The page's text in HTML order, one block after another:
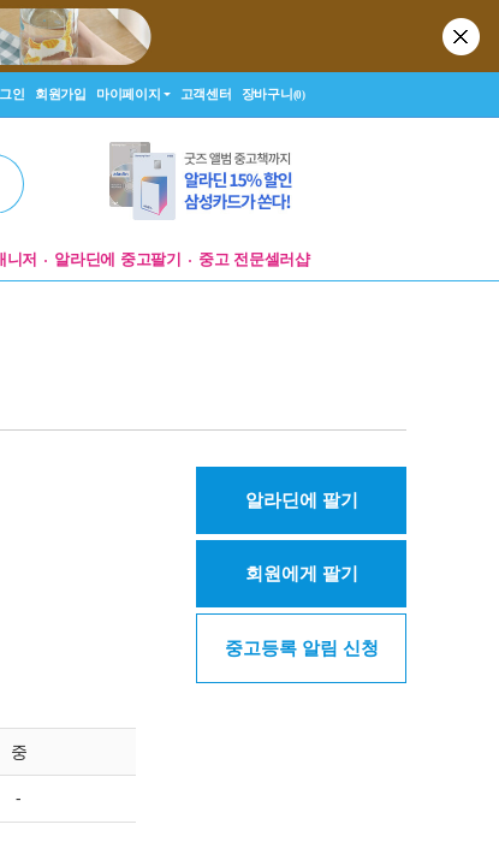
인 회원가입 마이페이지 고객센터 장바구니(0)
니저 알라딘에 중고팔기 중고 전문셀러샵
중
-
알라딘에 팔기
회원에게 팔기
중고등록 알림 신청